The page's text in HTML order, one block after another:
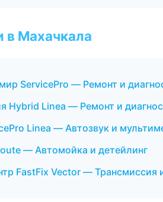
в Махачкала
ServicePro — Ремонт и
Hybrid Linea — Ремонт и
Linea — Автозвук и
— Автомойка и детейлинг
FastFix Vector — Трансмиссия